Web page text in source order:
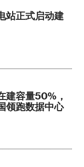
站正式启动建
建容量50%，
领跑数据中心